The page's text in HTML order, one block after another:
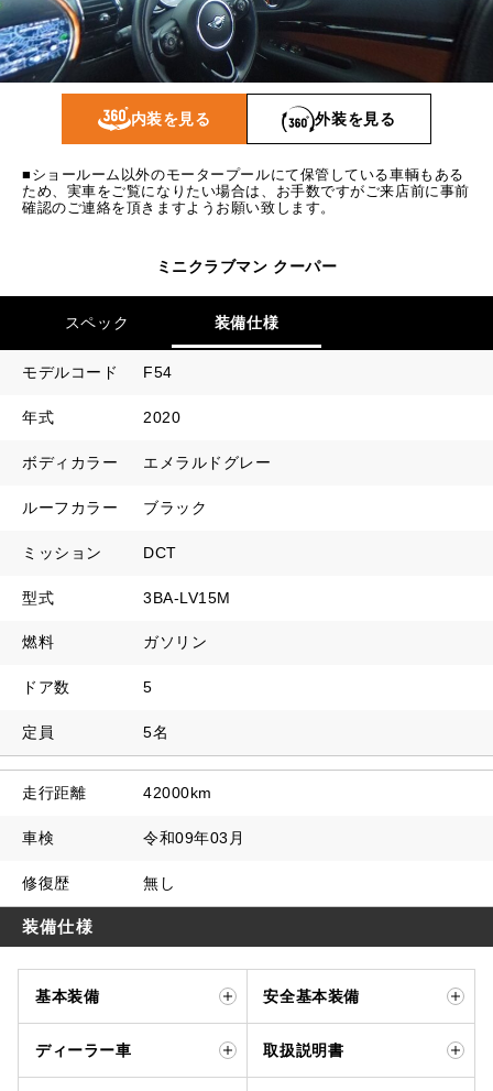
お問い合わせ
iR TECH FACTORY iR MAKERS
MAP
査定依頼
内訳
1回目 18,730
2回目以降 15,000
ボーナス月数 14 回
内装を見る 外装を見る
■ショールーム以外のモータープールにて保管している車輌もある
ため、実車をご覧になりたい場合は、お手数ですがご来店前に事前
確認のご連絡を頂きますようお願い致します。
ミニクラブマン クーパー
スペック 装備仕様
モデルコード F54
年式 2020
ボディカラー エメラルドグレー
ルーフカラー ブラック
ミッション DCT
型式 3BA-LV15M
燃料 ガソリン
ドア数 5
定員 5名
走行距離 42000km
車検 令和09年03月
修復歴 無し
装備仕様
基本装備 安全基本装備
ディーラー車 取扱説明書